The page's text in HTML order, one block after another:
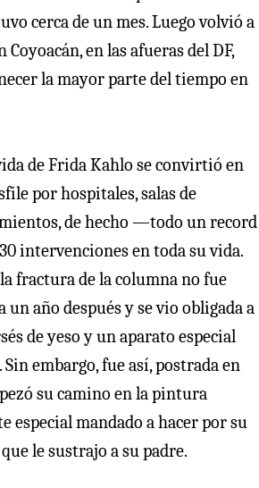
cerca de un mes. Luego volvió a
Coyoacán, en las afueras del DF,
la mayor parte del tiempo en
de Frida Kahlo se convirtió en
por hospitales, salas de
de hecho —todo un record
intervenciones en toda su vida.
fractura de la columna no fue
un año después y se vio obligada a
de yeso y un aparato especial
embargo, fue así, postrada en
su camino en la pintura
especial mandado a hacer por su
le sustrajo a su padre.